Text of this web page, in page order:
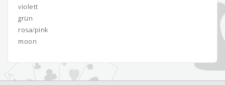
violett
grün
rosa/pink
moon